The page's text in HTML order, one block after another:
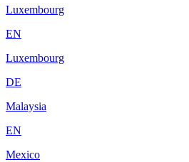
Luxembourg
EN
Luxembourg
DE
Malaysia
EN
Mexico